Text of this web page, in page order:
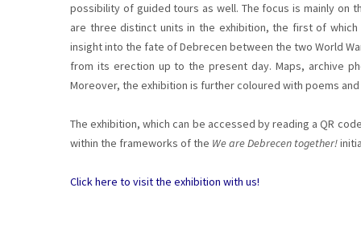
possibility of guided tours as well. The focus is mainly on
are three distinct units in the exhibition, the first of
insight into the fate of Debrecen between the two World
from its erection up to the present day. Maps, archive
Moreover, the exhibition is further coloured with poems
The exhibition, which can be accessed by reading a QR
within the frameworks of the We are Debrecen together!
Click here to visit the exhibition with us!